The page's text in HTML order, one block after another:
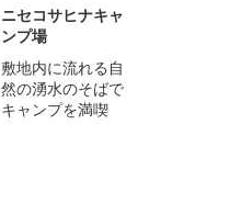
ニセコサヒナキャ
ンプ場
敷地内に流れる自
然の湧水のそばで
キャンプを満喫